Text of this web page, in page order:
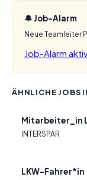
🔔 Job-Alarm
Neue Teamleiter
Job-Alarm
ÄHNLICHE JOBS
Mitarbeiter_in
INTERSPAR
LKW-Fahrer*in